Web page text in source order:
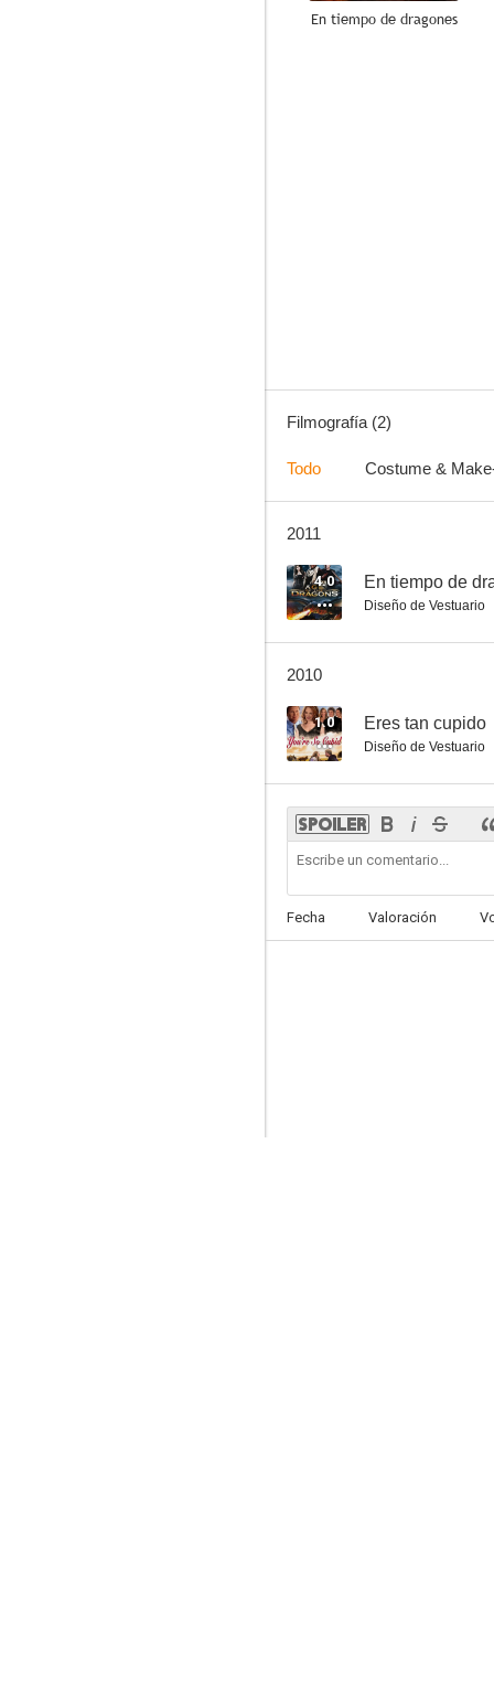
En tiempo de dragones
Filmografía (2)
Todo Costume &
2011
4.0 En tiempo de
Diseño de Vestuario
2010
1.0 Eres tan cupido
Diseño de Vestuario
Fecha Valoración